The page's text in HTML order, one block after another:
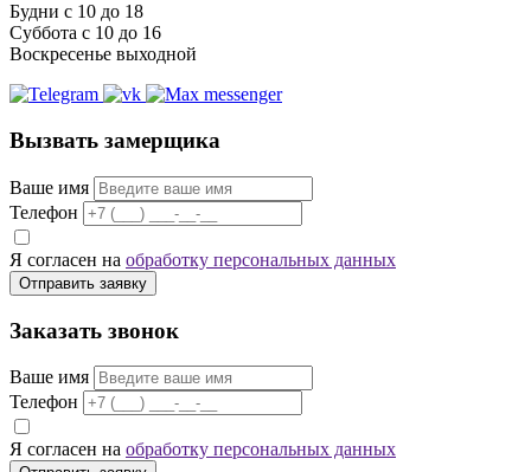
Будни с 10 до 18
Суббота с 10 до 16
Воскресенье выходной
Вызвать замерщика
Ваше имя
Телефон
Я согласен на обработку персональных данных
Отправить заявку
Заказать звонок
Ваше имя
Телефон
Я согласен на обработку персональных данных